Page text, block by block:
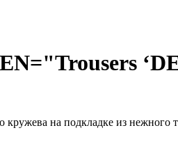
на подкладке из нежного